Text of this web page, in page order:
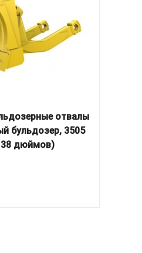
отвалы
бульдозер, 3505
дюймов)